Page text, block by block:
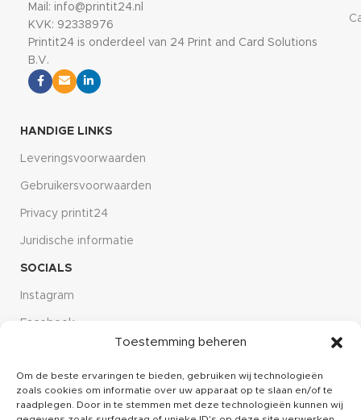
Toestemming beheren
Om de beste ervaringen te bieden, gebruiken wij technologieën
zoals cookies om informatie over uw apparaat op te slaan en/of te
raadplegen. Door in te stemmen met deze technologieën kunnen wij
Mail: info@printit24.nl
KVK: 92338976
Printit24 is onderdeel van 24 Print and Card Solutions
B.V.
HANDIGE LINKS
Leveringsvoorwaarden
Gebruikersvoorwaarden
Privacy printit24
Juridische informatie
SOCIALS
Instagram
Facebook
CUSTOMER SERVICE
Over ons